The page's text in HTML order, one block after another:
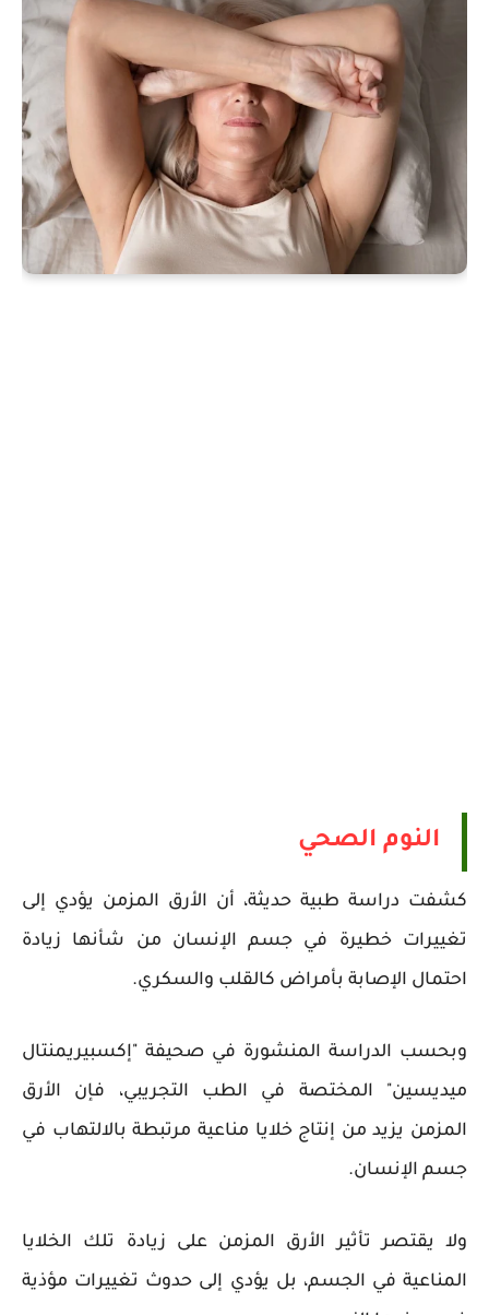
النوم الصحي
كشفت دراسة طبية حديثة، أن الأرق المزمن يؤدي إلى
تغييرات خطيرة في جسم الإنسان من شأنها زيادة
احتمال الإصابة بأمراض كالقلب والسكري.
وبحسب الدراسة المنشورة في صحيفة "إكسبيريمنتال
ميديسين" المختصة في الطب التجريبي، فإن الأرق
المزمن يزيد من إنتاج خلايا مناعية مرتبطة بالالتهاب في
جسم الإنسان.
ولا يقتصر تأثير الأرق المزمن على زيادة تلك الخلايا
المناعية في الجسم، بل يؤدي إلى حدوث تغييرات مؤذية